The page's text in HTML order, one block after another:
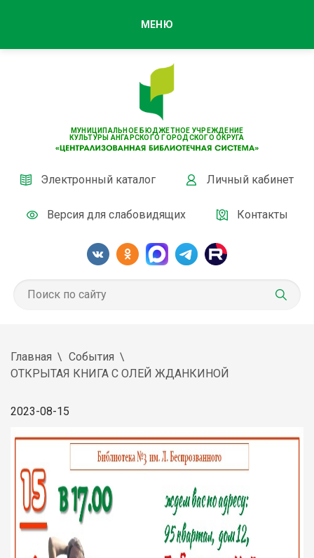
МУНИЦИПАЛЬНОЕ БЮДЖЕТНОЕ УЧРЕЖДЕНИЕ
КУЛЬТУРЫ АНГАРСКОГО ГОРОДСКОГО ОКРУГА
Электронный каталог Личный кабинет
Версия для слабовидящих Контакты
МЕНЮ
Главная
События
ОТКРЫТАЯ КНИГА С ОЛЕЙ ЖДАНКИНОЙ
2023-08-15